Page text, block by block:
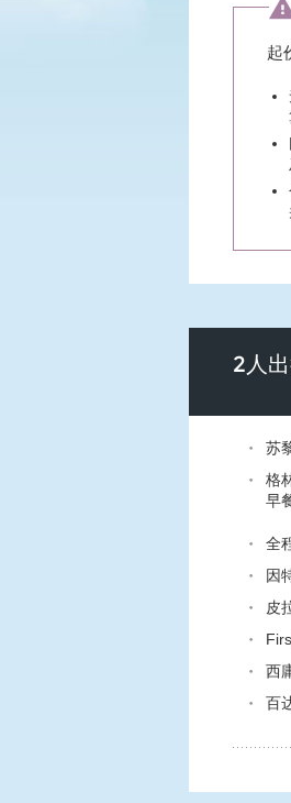
起
2人
苏
格
早
全
因
皮
西
百